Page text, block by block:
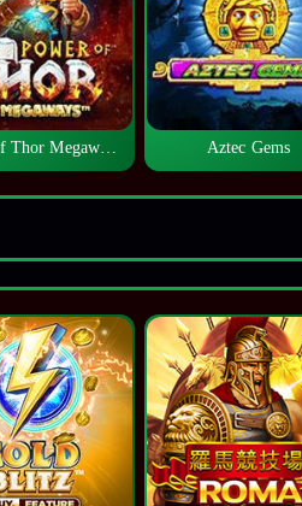
Power of Thor Megaways Aztec Gems